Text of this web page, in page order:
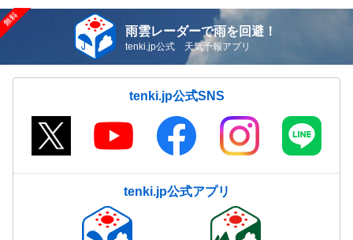
雨雲レーダーで雨を回避！
tenki.jp公式 天気予報アプリ
tenki.jp公式SNS
tenki.jp公式アプリ